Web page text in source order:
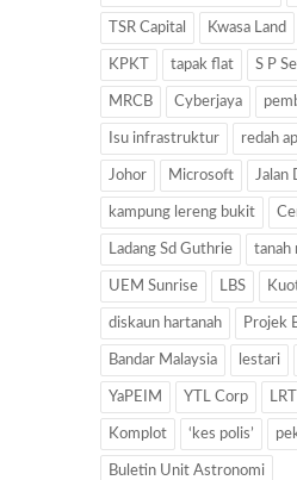
TSR Capital Kwasa Land
KPKT tapak flat S P
MRCB Cyberjaya
Isu infrastruktur redah
Johor Microsoft Jalan
kampung lereng bukit
Ladang Sd Guthrie tanah
UEM Sunrise LBS
diskaun hartanah Projek
Bandar Malaysia lestari
YaPEIM YTL Corp
Komplot ‘kes polis’
Buletin Unit Astronomi